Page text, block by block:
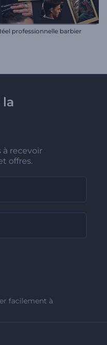
professionnelle barbier
à recevoir
offres.
facilement à